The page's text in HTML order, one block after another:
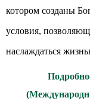
котором созданы
условия,
наслаждаться